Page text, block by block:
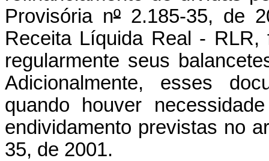
Provisória nº2.185-35, de
Receita Líquida Real - RLR,
regularmente seus
Adicionalmente, esses
quando houver
endividamento previstas no
35, de 2001.